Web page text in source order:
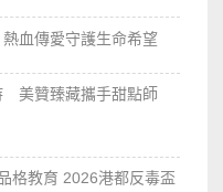
血傳愛守護生命希望
美贊臻藏攜手甜點師
格教育 2026港都反毒盃